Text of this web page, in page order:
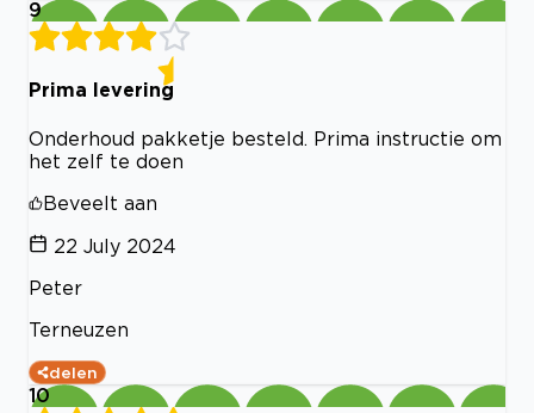
9
Prima levering
Onderhoud pakketje besteld. Prima instructie om
het zelf te doen
Beveelt aan
22 July 2024
Peter
Terneuzen
delen
10